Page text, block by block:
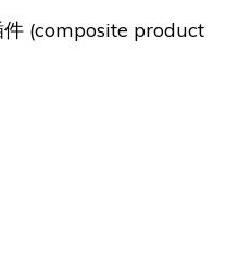
(composite product